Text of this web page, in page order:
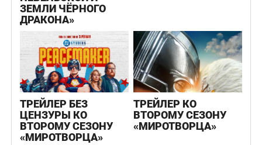
ЗЕМЛИ ЧЁРНОГО
ДРАКОНА»
ТРЕЙЛЕР БЕЗ
ЦЕНЗУРЫ КО
ВТОРОМУ СЕЗОНУ
«МИРОТВОРЦА»
ТРЕЙЛЕР КО
ВТОРОМУ СЕЗОНУ
«МИРОТВОРЦА»